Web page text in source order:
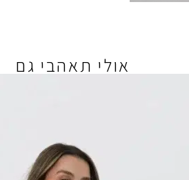
אולי תאהבי גם